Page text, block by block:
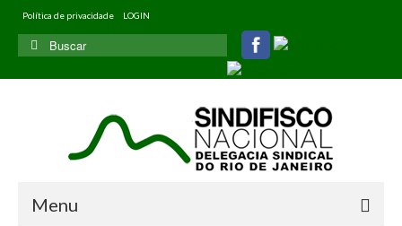
Política de privacidade LOGIN
Buscar
por:
Menu